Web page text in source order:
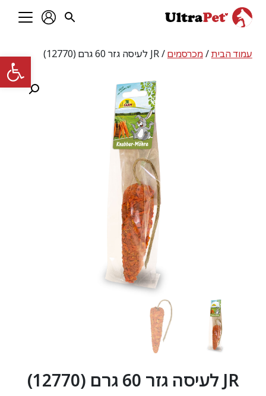
פתח עמוד הבית/מכרסמים/ JR לעיסה גזר 60 גרם (12770)
JR לעיסה גזר 60 גרם (12770)